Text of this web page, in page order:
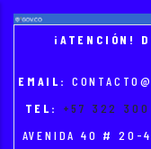
Skip
¡ATENCIÓN!
EMAIL:
TEL:
+57 322 300
AVENIDA 40 # 20-